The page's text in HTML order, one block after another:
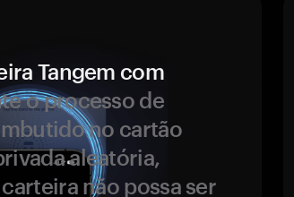
Tangem com
o processo de
no cartão
aleatória,
não possa ser